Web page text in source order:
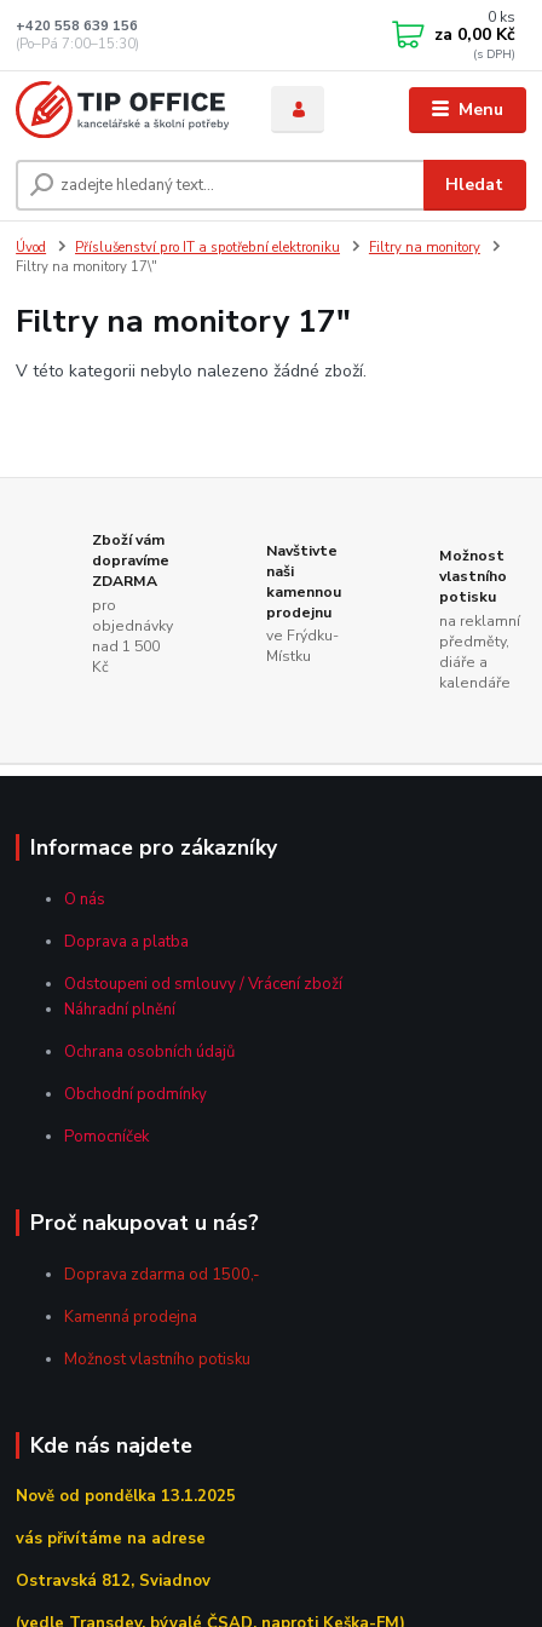
Menu
Hledat
+420 558 639 156
(Po–Pá 7:00–15:30)
0 ks
za 0,00 Kč
Úvod Příslušenství pro IT a spotřební elektroniku
Filtry na monitory
Filtry na monitory 17\"
Filtry na monitory 17"
V této kategorii nebylo nalezeno žádné zboží.
Zboží vám
dopravíme
ZDARMA
pro
objednávky
nad 1 500
Kč
Navštivte
naši
kamennou
prodejnu
ve Frýdku-
Místku
Možnost
vlastního
potisku
na reklamní
předměty,
diáře a
kalendáře
Informace pro zákazníky
O nás
Doprava a platba
Odstoupeni od smlouvy / Vrácení zboží
Náhradní plnění
Ochrana osobních údajů
Obchodní podmínky
Pomocníček
Proč nakupovat u nás?
Doprava zdarma od 1500,-
Kamenná prodejna
Možnost vlastního potisku
Kde nás najdete
Nově od pondělka 13.1.2025
vás přivítáme na adrese
Ostravská 812, Sviadnov